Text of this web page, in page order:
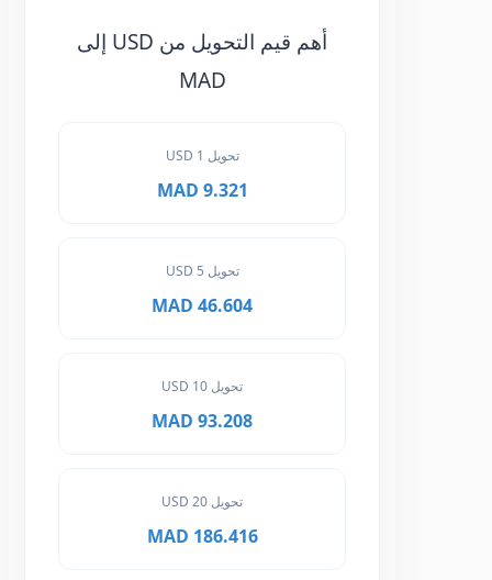
أهم قيم التحويل من USD إلى
MAD
تحويل 1 USD
9.321 MAD
تحويل 5 USD
46.604 MAD
93.208 MAD
186.416 MAD